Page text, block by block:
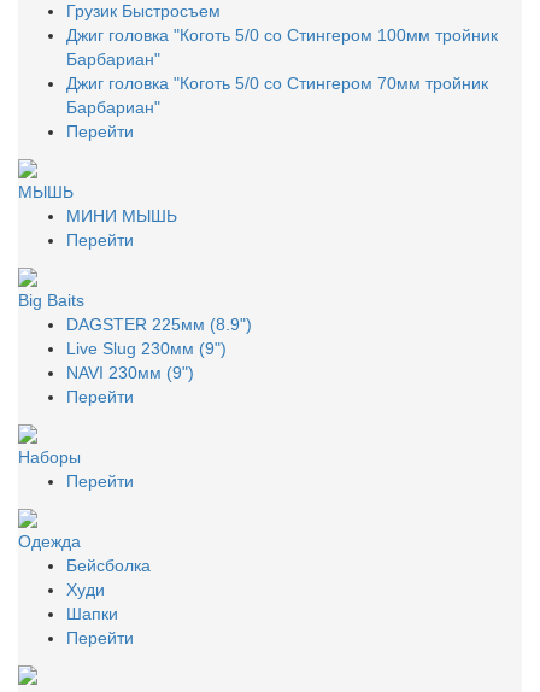
Грузик Быстросъем
Джиг головка "Коготь 5/0 со Стингером 100мм тройник
Барбариан"
Джиг головка "Коготь 5/0 со Стингером 70мм тройник
Барбариан"
Перейти
МЫШЬ
МИНИ МЫШЬ
Перейти
Big Baits
DAGSTER 225мм (8.9")
Live Slug 230мм (9")
NAVI 230мм (9")
Перейти
Наборы
Перейти
Одежда
Бейсболка
Худи
Шапки
Перейти